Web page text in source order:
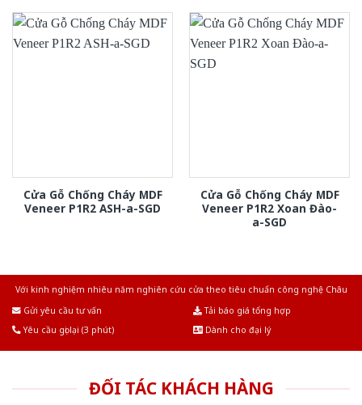
Cửa Gỗ Chống Cháy MDF
Veneer P1R2 ASH-a-SGD
Cửa Gỗ Chống Cháy MDF
Veneer P1R2 Xoan Đào-
a-SGD
Với kinh nghiệm nhiêu năm nghiên cứu cửa theo tiêu chuẩn công nghệ Châu
Gửi yêu cầu tư vấn
Tải báo giá tổng hợp
Yêu cầu gọi lại (3 phút)
Dành cho đại lý
ĐỐI TÁC KHÁCH HÀNG